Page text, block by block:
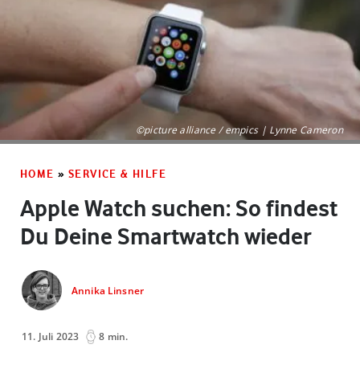
©picture alliance / empics | Lynne Cameron
HOME » SERVICE & HILFE
Apple Watch suchen: So findest
Du Deine Smartwatch wieder
Annika Linsner
11. Juli 2023 8 min.